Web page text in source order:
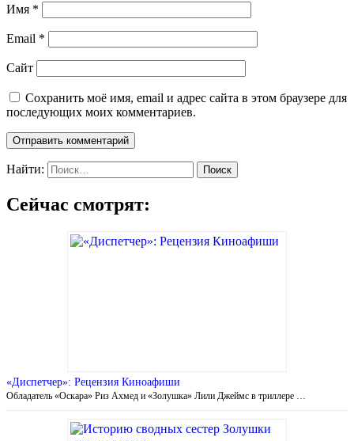
Имя *
Email *
Сайт
Сохранить моё имя, email и адрес сайта в этом браузере для
последующих моих комментариев.
Найти:
Сейчас смотрят:
«Диспетчер»: Рецензия Киноафиши
Обладатель «Оскара» Риз Ахмед и «Золушка» Лили Джеймс в триллере …